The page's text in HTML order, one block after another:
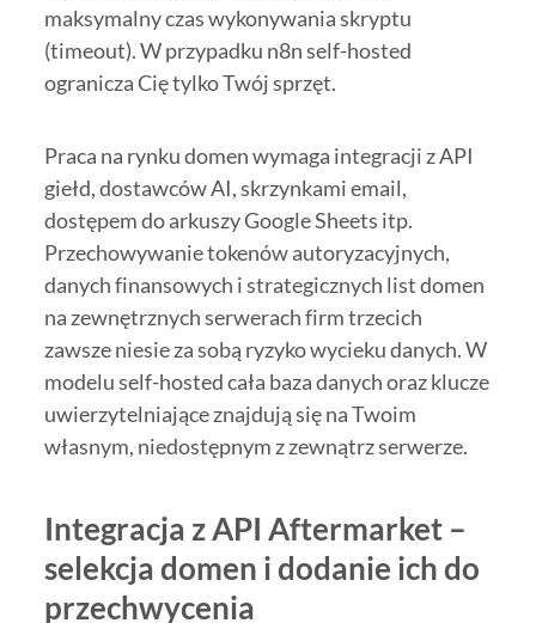
maksymalny czas wykonywania skryptu
(timeout). W przypadku n8n self-hosted
ogranicza Cię tylko Twój sprzęt.
Praca na rynku domen wymaga integracji z API
giełd, dostawców AI, skrzynkami email,
dostępem do arkuszy Google Sheets itp.
Przechowywanie tokenów autoryzacyjnych,
danych finansowych i strategicznych list domen
na zewnętrznych serwerach firm trzecich
zawsze niesie za sobą ryzyko wycieku danych. W
modelu self-hosted cała baza danych oraz klucze
uwierzytelniające znajdują się na Twoim
własnym, niedostępnym z zewnątrz serwerze.
Integracja z API Aftermarket –
selekcja domen i dodanie ich do
przechwycenia